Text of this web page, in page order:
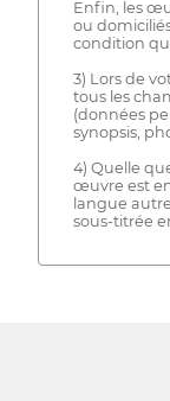
Enfin, les
ou
condition
3) Lors de
tous les
(données
synopsis,
4) Quelle
œuvre est
langue
sous-titrée